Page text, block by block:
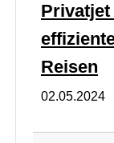
Privatjet
Reisen
02.05.2024